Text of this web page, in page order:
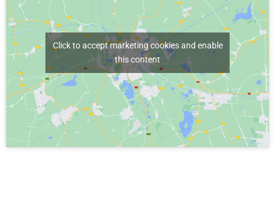
Click to accept marketing cookies and enable
this content